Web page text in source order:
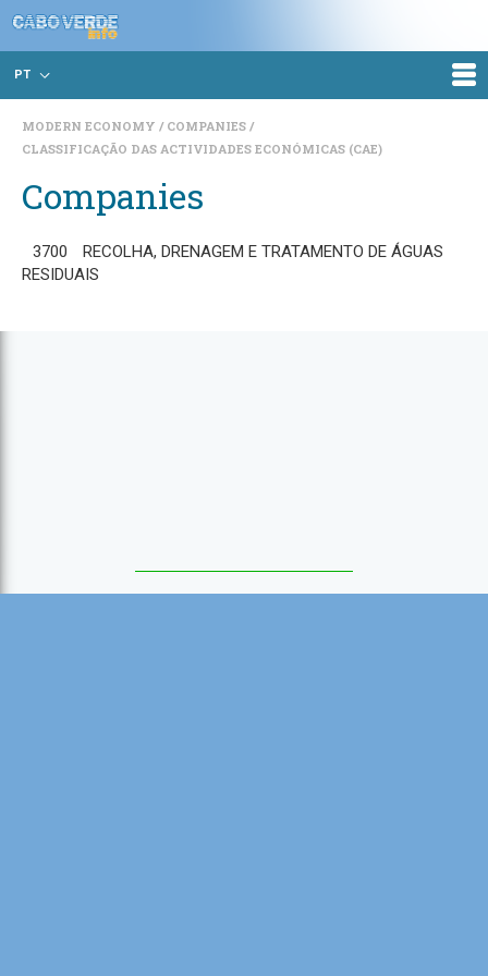
PT
MODERN ECONOMY
COMPANIES
CLASSIFICAÇÃO DAS ACTIVIDADES ECONÓMICAS (CAE)
Companies
3700
RECOLHA, DRENAGEM E TRATAMENTO DE ÁGUAS
RESIDUAIS